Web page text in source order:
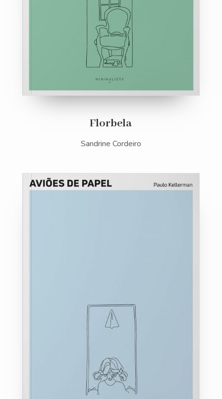
Florbela
Sandrine Cordeiro